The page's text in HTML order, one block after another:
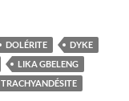
DOLÉRITE
DYKE
LIKA GBELENG
TRACHYANDÉSITE